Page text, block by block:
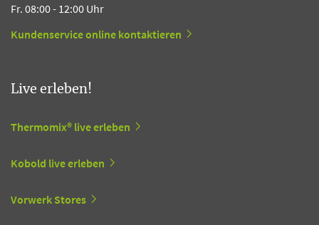
Fr. 08:00 - 12:00 Uhr
Kundenservice online kontaktieren
Live erleben!
Thermomix® live erleben
Kobold live erleben
Vorwerk Stores